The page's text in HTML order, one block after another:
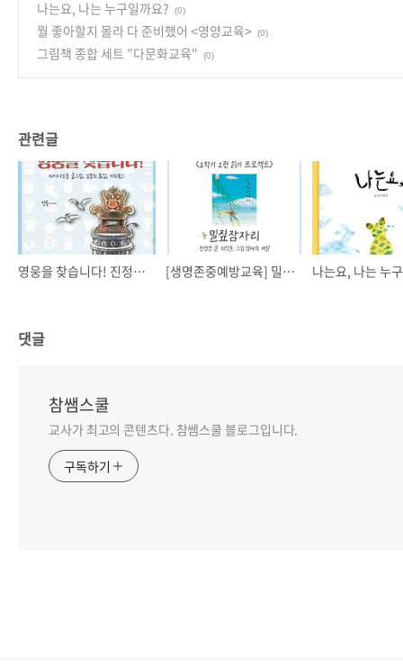
나는요, 나는 누구일까요? (0)
뭘 좋아할지 몰라 다 준비했어 <영양교육> (0)
그림책 종합 세트 "다문화교육" (0)
관련글
영웅을 찾습니다! 진정한 영웅에 대하여. [생명존중예방교육] 밀짚잠자리, 한 학기 한권읽기!
댓글
참쌤스쿨
교사가 최고의 콘텐츠다. 참쌤스쿨 블로그입니다.
구독하기